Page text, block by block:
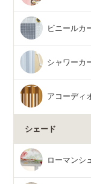
ビニールカ
シャワーカ
アコーディ
シェード
ローマンシ